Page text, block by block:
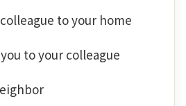
to your home
to your colleague